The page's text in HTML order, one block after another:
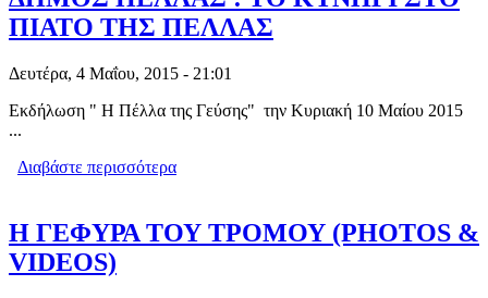
ΠΙΑΤΟ ΤΗΣ ΠΕΛΛΑΣ
Δευτέρα, 4 Μαΐου, 2015 - 21:01
Εκδήλωση " Η Πέλλα της Γεύσης" την Κυριακή 10 Μαίου 2015
...
Διαβάστε περισσότερα
Η ΓΕΦΥΡΑ ΤΟΥ ΤΡΟΜΟΥ (PHOTOS &
VIDEOS)